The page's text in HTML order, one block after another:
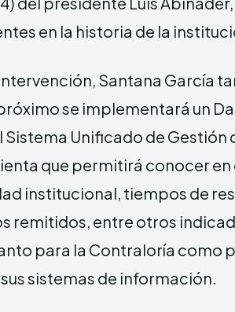
en la historia de la
Santana García
se implementará un
Sistema Unificado de Gestión
que permitirá conocer en
institucional, tiempos de
remitidos, entre otros
para la Contraloría como
sistemas de información.